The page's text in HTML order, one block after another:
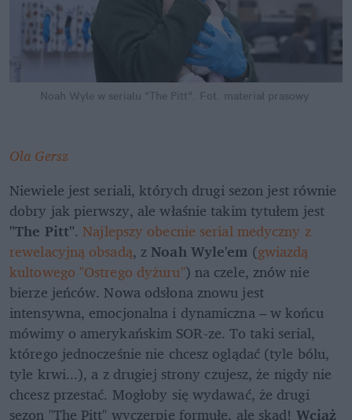
Noah Wyle w serialu "The Pitt". Fot. materiał prasowy
Ola Gersz
Niewiele jest seriali, których drugi sezon jest równie
"The Pitt". Najlepszy obecnie serial medyczny z
rewelacyjną obsadą, z Noah Wyle'em (gwiazdą
kultowego "Ostrego dyżuru") na czele, znów nie
bierze jeńców. Nowa odsłona znowu jest
intensywna, emocjonalna i dynamiczna – w końcu
mówimy o amerykańskim SOR-ze. To taki serial,
którego jednocześnie nie chcesz oglądać (tyle bólu,
tyle krwi...), a z drugiej strony czujesz, że nigdy nie
chcesz przestać. Mogłoby się wydawać, że drugi
sezon "The Pitt" wyczerpie formułę, ale skąd! Wciąż